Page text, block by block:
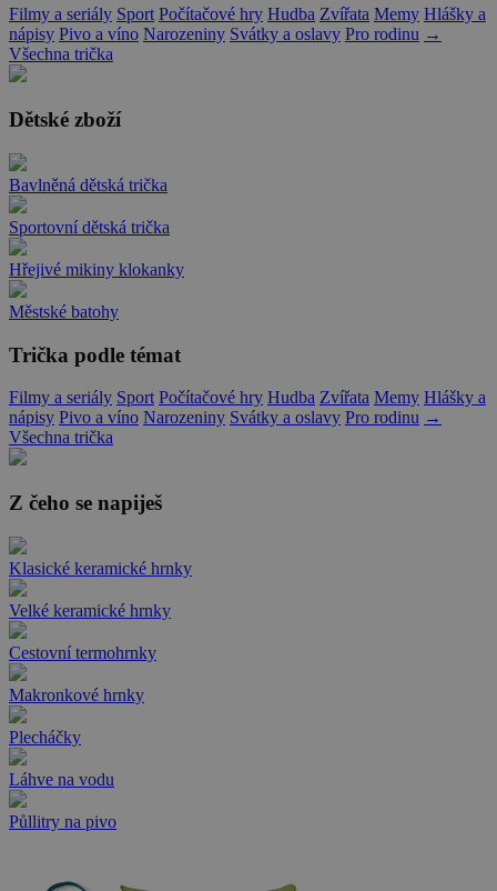
Filmy a seriály Sport Počítačové hry Hudba Zvířata Memy Hlášky a
nápisy Pivo a víno Narozeniny Svátky a oslavy Pro rodinu →
Všechna trička
Dětské zboží
Bavlněná dětská trička
Sportovní dětská trička
Hřejivé mikiny klokanky
Městské batohy
Trička podle témat
Filmy a seriály Sport Počítačové hry Hudba Zvířata Memy Hlášky a
nápisy Pivo a víno Narozeniny Svátky a oslavy Pro rodinu →
Všechna trička
Z čeho se napiješ
Klasické keramické hrnky
Velké keramické hrnky
Cestovní termohrnky
Makronkové hrnky
Plecháčky
Láhve na vodu
Půllitry na pivo